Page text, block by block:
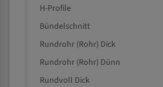
H-Profile
Bündelschnitt
Rundrohr (Rohr) Dick
Rundrohr (Rohr) Dünn
Rundvoll Dick